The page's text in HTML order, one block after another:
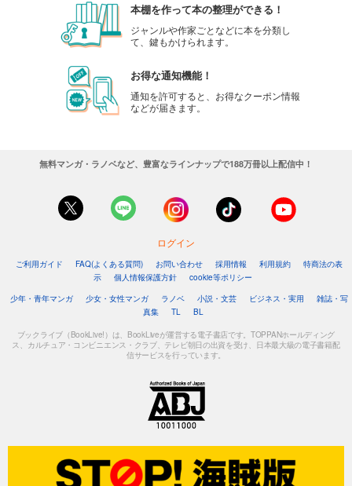
本棚を作って本の整理ができる！
ジャンルや作家ごとなどに本を分類し
て、鍵もかけられます。
お得な通知機能！
通知を許可すると、お得なクーポン情報
などが届きます。
無料マンガ・ラノベなど、豊富なラインナップで188万冊以上配信中！
ログイン
ご利用ガイド FAQ(よくある質問) お問い合わせ 採用情報 利用規約
特商法の表
示
個人情報保護方針
cookie等ポリシー
少年・青年マンガ
少女・女性マンガ ラノベ 小説・文芸 ビジネス・実用
雑誌・写
真集
TL BL
ブックライブ（BookLive!）は、BookLiveが運営する電子書店です。TOPPANホールディング
ス、カルチュア・コンビニエンス・クラブ、テレビ朝日の出資を受け、日本最大級の電子書籍配
信サービスを行っています。